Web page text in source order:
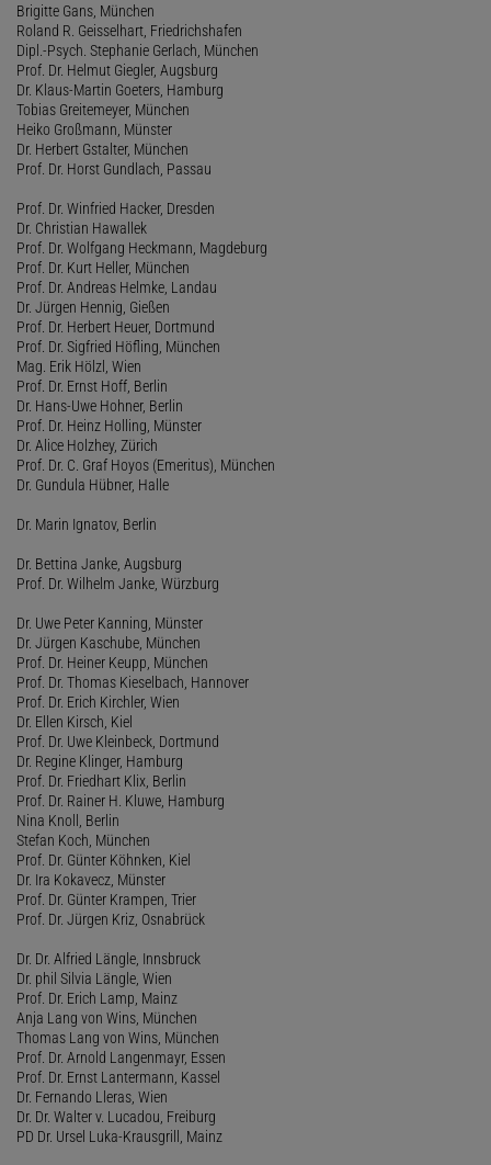
Brigitte Gans, München
Roland R. Geisselhart, Friedrichshafen
Dipl.-Psych. Stephanie Gerlach, München
Prof. Dr. Helmut Giegler, Augsburg
Dr. Klaus-Martin Goeters, Hamburg
Tobias Greitemeyer, München
Heiko Großmann, Münster
Dr. Herbert Gstalter, München
Prof. Dr. Horst Gundlach, Passau
Prof. Dr. Winfried Hacker, Dresden
Dr. Christian Hawallek
Prof. Dr. Wolfgang Heckmann, Magdeburg
Prof. Dr. Kurt Heller, München
Prof. Dr. Andreas Helmke, Landau
Dr. Jürgen Hennig, Gießen
Prof. Dr. Herbert Heuer, Dortmund
Prof. Dr. Sigfried Höfling, München
Mag. Erik Hölzl, Wien
Prof. Dr. Ernst Hoff, Berlin
Dr. Hans-Uwe Hohner, Berlin
Prof. Dr. Heinz Holling, Münster
Dr. Alice Holzhey, Zürich
Prof. Dr. C. Graf Hoyos (Emeritus), München
Dr. Gundula Hübner, Halle
Dr. Marin Ignatov, Berlin
Dr. Bettina Janke, Augsburg
Prof. Dr. Wilhelm Janke, Würzburg
Dr. Uwe Peter Kanning, Münster
Dr. Jürgen Kaschube, München
Prof. Dr. Heiner Keupp, München
Prof. Dr. Thomas Kieselbach, Hannover
Prof. Dr. Erich Kirchler, Wien
Dr. Ellen Kirsch, Kiel
Prof. Dr. Uwe Kleinbeck, Dortmund
Dr. Regine Klinger, Hamburg
Prof. Dr. Friedhart Klix, Berlin
Prof. Dr. Rainer H. Kluwe, Hamburg
Nina Knoll, Berlin
Stefan Koch, München
Prof. Dr. Günter Köhnken, Kiel
Dr. Ira Kokavecz, Münster
Prof. Dr. Günter Krampen, Trier
Prof. Dr. Jürgen Kriz, Osnabrück
Dr. Dr. Alfried Längle, Innsbruck
Dr. phil Silvia Längle, Wien
Prof. Dr. Erich Lamp, Mainz
Anja Lang von Wins, München
Thomas Lang von Wins, München
Prof. Dr. Arnold Langenmayr, Essen
Prof. Dr. Ernst Lantermann, Kassel
Dr. Fernando Lleras, Wien
Dr. Dr. Walter v. Lucadou, Freiburg
PD Dr. Ursel Luka-Krausgrill, Mainz